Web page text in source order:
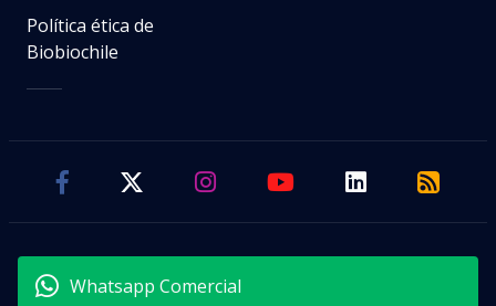
Política ética de
Biobiochile
Whatsapp Comercial